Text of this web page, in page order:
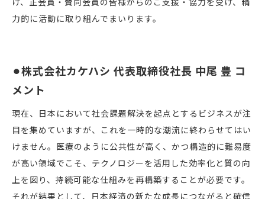
力的に活動に取り組んでまいります。
⚫︎株式会社カケハシ 代表取締役社長 中尾 豊 コ
メント
現在、日本において社会課題解決を起点とするビジネスが注
目を集めていますが、これを一時的な潮流に終わらせてはい
けません。医療のように公共性が高く、かつ構造的に難易度
が高い領域でこそ、テクノロジーを活用した効率化と質の向
上を図り、持続可能な仕組みを再構築することが必要です。
それが結果として、日本経済の新たな成長につながると確信